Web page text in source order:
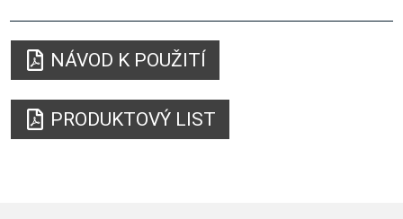
NÁVOD K POUŽITÍ
PRODUKTOVÝ LIST